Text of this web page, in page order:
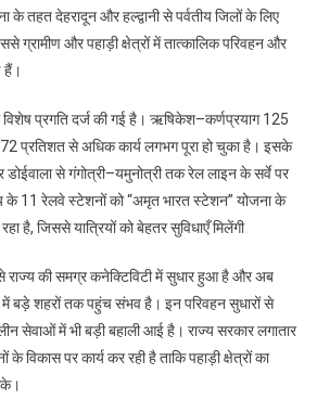
तहत देहरादून और हल्द्वानी से पर्वतीय जिलों के लिए
ग्रामीण और पहाड़ी क्षेत्रों में तात्कालिक परिवहन और
हैं।
विशेष प्रगति दर्ज की गई है। ऋषिकेश–कर्णप्रयाग 125
72 प्रतिशत से अधिक कार्य लगभग पूरा हो चुका है। इसके
से गंगोत्री–यमुनोत्री तक रेल लाइन के सर्वे पर
के 11 रेलवे स्टेशनों को “अमृत भारत स्टेशन” योजना के
है, जिससे यात्रियों को बेहतर सुविधाएँ मिलेंगी
राज्य की समग्र कनेक्टिविटी में सुधार हुआ है और अब
में बड़े शहरों तक पहुंच संभव है। इन परिवहन सुधारों से
सेवाओं में भी बड़ी बहाली आई है। राज्य सरकार लगातार
के विकास पर कार्य कर रही है ताकि पहाड़ी क्षेत्रों का